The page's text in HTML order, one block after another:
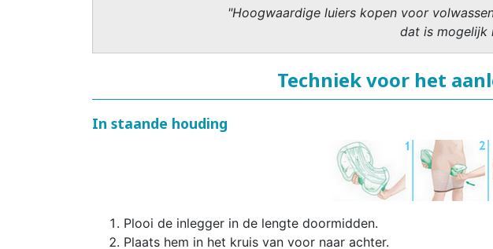
"Hoogwaardige luiers kopen voor
dat is mogelijk
Techniek voor het
In staande houding
Plooi de inlegger in de lengte doormidden.
Plaats hem in het kruis van voor naar achter.